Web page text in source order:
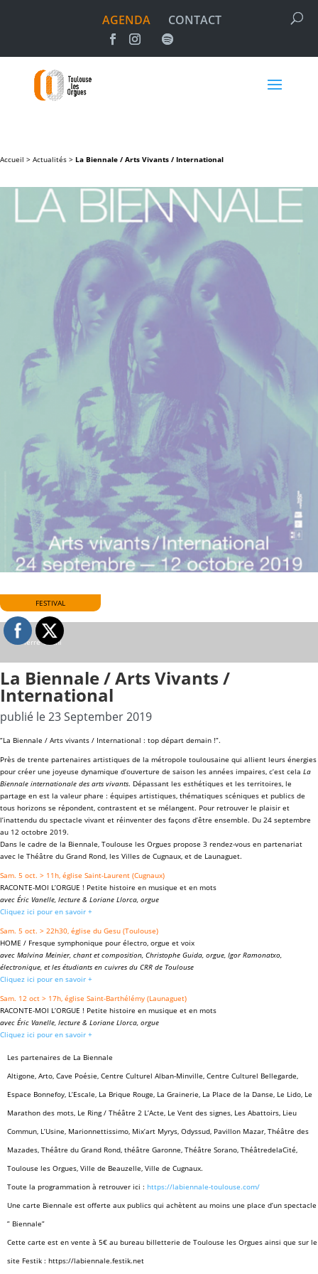
AGENDA CONTACT
Accueil > Actualités > La Biennale / Arts Vivants / International
©Pierre Vanni
FESTIVAL
La Biennale / Arts Vivants /
International
publié le 23 September 2019
“La Biennale / Arts vivants / International : top départ demain !”.
Près de trente partenaires artistiques de la métropole toulousaine qui allient leurs énergies
pour créer une joyeuse dynamique d’ouverture de saison les années impaires, c’est cela La
Biennale internationale des arts vivants. Dépassant les esthétiques et les territoires, le
partage en est la valeur phare : équipes artistiques, thématiques scéniques et publics de
tous horizons se répondent, contrastent et se mélangent. Pour retrouver le plaisir et
l’inattendu du spectacle vivant et réinventer des façons d’être ensemble. Du 24 septembre
au 12 octobre 2019.
Dans le cadre de la Biennale, Toulouse les Orgues propose 3 rendez-vous en partenariat
avec le Théâtre du Grand Rond, les Villes de Cugnaux, et de Launaguet.
Sam. 5 oct. > 11h, église Saint-Laurent (Cugnaux)
RACONTE-MOI L’ORGUE ! Petite histoire en musique et en mots
avec Éric Vanelle, lecture & Loriane Llorca, orgue
Cliquez ici pour en savoir +
Sam. 5 oct. > 22h30, église du Gesu (Toulouse)
HOME / Fresque symphonique pour électro, orgue et voix
avec Malvina Meinier, chant et composition, Christophe Guida, orgue, Igor Ramonatxo,
électronique, et les étudiants en cuivres du CRR de Toulouse
Cliquez ici pour en savoir +
Sam. 12 oct > 17h, église Saint-Barthélémy (Launaguet)
RACONTE-MOI L’ORGUE ! Petite histoire en musique et en mots
avec Éric Vanelle, lecture & Loriane Llorca, orgue
Cliquez ici pour en savoir +
Les partenaires de La Biennale
Altigone, Arto, Cave Poésie, Centre Culturel Alban-Minville, Centre Culturel Bellegarde,
Espace Bonnefoy, L’Escale, La Brique Rouge, La Grainerie, La Place de la Danse, Le Lido, Le
Marathon des mots, Le Ring / Théâtre 2 L’Acte, Le Vent des signes, Les Abattoirs, Lieu
Commun, L’Usine, Marionnettissimo, Mix’art Myrys, Odyssud, Pavillon Mazar, Théâtre des
Mazades, Théâtre du Grand Rond, théâtre Garonne, Théâtre Sorano, ThéâtredelaCité,
Toulouse les Orgues, Ville de Beauzelle, Ville de Cugnaux.
Toute la programmation à retrouver ici : https://labiennale-toulouse.com/
Une carte Biennale est offerte aux publics qui achètent au moins une place d’un spectacle
” Biennale”
Cette carte est en vente à 5€ au bureau billetterie de Toulouse les Orgues ainsi que sur le
site Festik : https://labiennale.festik.net